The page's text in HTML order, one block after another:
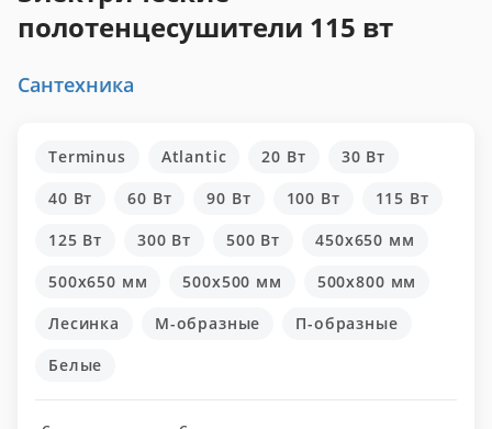
полотенцесушители 115 вт
Сантехника
Terminus Atlantic 20 Вт
30 Вт
40 Вт
60 Вт 90 Вт 100 Вт
115 Вт
125 Вт
300 Вт 500 Вт
450x650 мм
500x650 мм
500x500 мм
500x800 мм
Лесинка
М-образные
П-образные
Белые